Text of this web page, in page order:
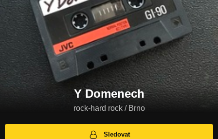
Y Domenech
rock-hard rock / Brno
Sledovat